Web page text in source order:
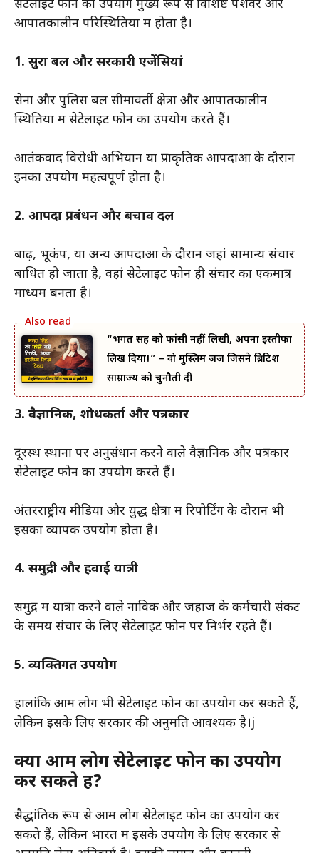
सेटेलाइट फोन का उपयोग मुख्य रूप से विशिष्ट पेशेवर और
आपातकालीन परिस्थितियों में होता है।
1. सुरक्षा बल और सरकारी एजेंसियां
सेना और पुलिस बल सीमावर्ती क्षेत्रों और आपातकालीन
स्थितियों में सेटेलाइट फोन का उपयोग करते हैं।
आतंकवाद विरोधी अभियान या प्राकृतिक आपदाओं के दौरान
इनका उपयोग महत्वपूर्ण होता है।
2. आपदा प्रबंधन और बचाव दल
बाढ़, भूकंप, या अन्य आपदाओं के दौरान जहां सामान्य संचार
बाधित हो जाता है, वहां सेटेलाइट फोन ही संचार का एकमात्र
माध्यम बनता है।
“भगत सिंह को फांसी नहीं लिखी, अपना इस्तीफा
लिख दिया!” – वो मुस्लिम जज जिसने ब्रिटिश
साम्राज्य को चुनौती दी
3. वैज्ञानिक, शोधकर्ता और पत्रकार
दूरस्थ स्थानों पर अनुसंधान करने वाले वैज्ञानिक और पत्रकार
सेटेलाइट फोन का उपयोग करते हैं।
अंतरराष्ट्रीय मीडिया और युद्ध क्षेत्रों में रिपोर्टिंग के दौरान भी
इसका व्यापक उपयोग होता है।
4. समुद्री और हवाई यात्री
समुद्र में यात्रा करने वाले नाविक और जहाज के कर्मचारी संकट
के समय संचार के लिए सेटेलाइट फोन पर निर्भर रहते हैं।
5. व्यक्तिगत उपयोग
हालांकि आम लोग भी सेटेलाइट फोन का उपयोग कर सकते हैं,
लेकिन इसके लिए सरकार की अनुमति आवश्यक है।j
क्या आम लोग सेटेलाइट फोन का उपयोग
कर सकते हैं?
सैद्धांतिक रूप से आम लोग सेटेलाइट फोन का उपयोग कर
सकते हैं, लेकिन भारत में इसके उपयोग के लिए सरकार से